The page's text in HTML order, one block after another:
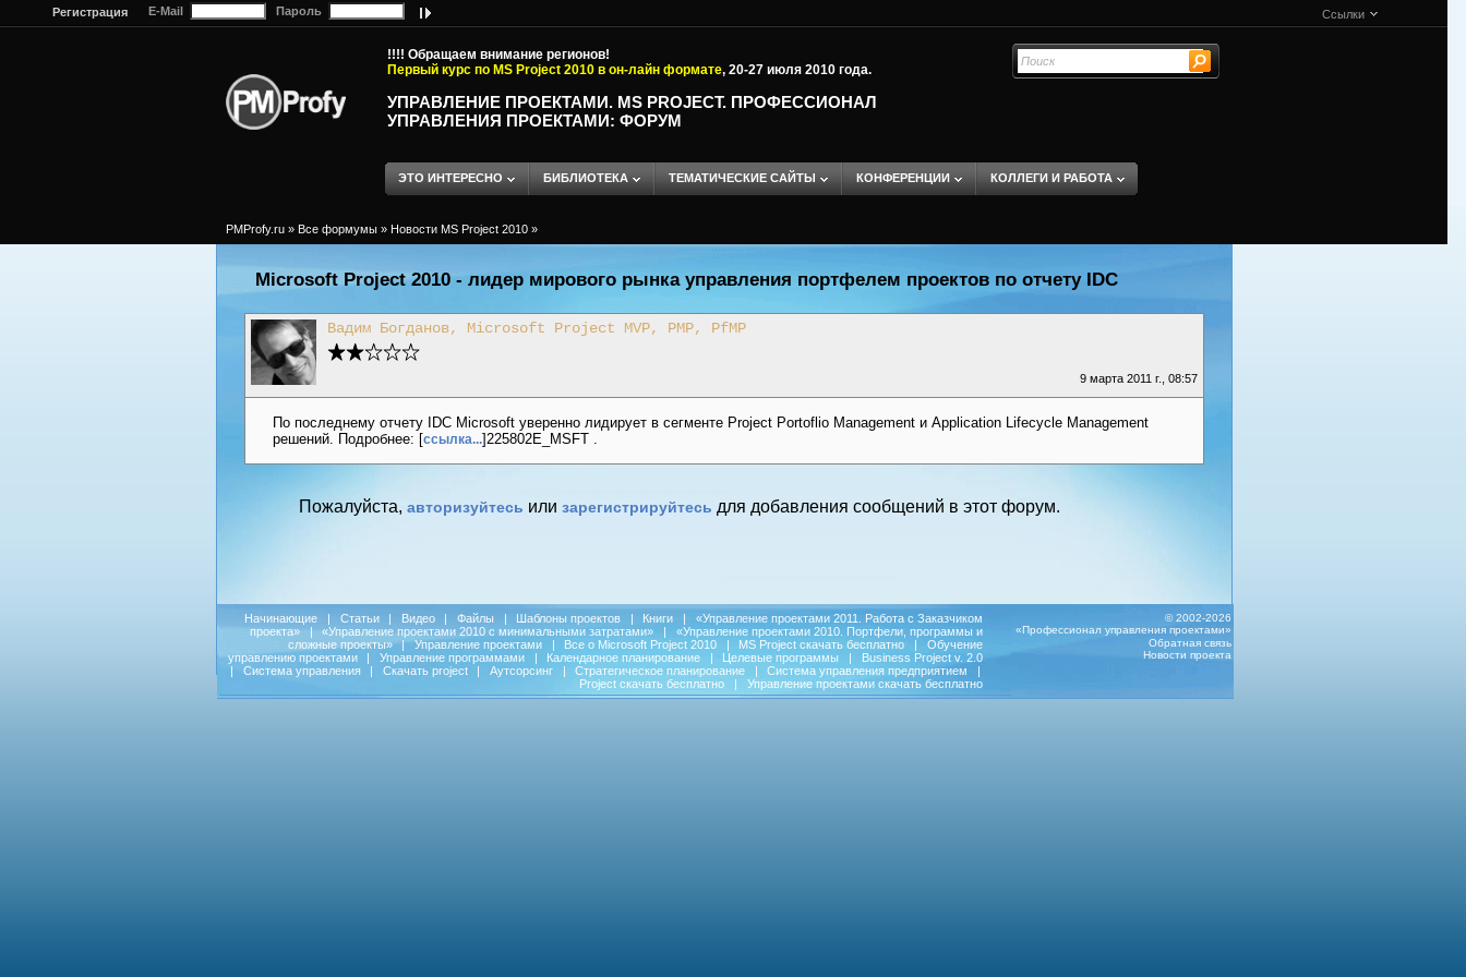
Регистрация E-Mail Пароль Ссылки
!!!! Обращаем внимание регионов!
Первый курс по MS Project 2010 в он-лайн формате, 20-27 июля 2010 года.
УПРАВЛЕНИЕ ПРОЕКТАМИ. MS PROJECT. ПРОФЕССИОНАЛ
УПРАВЛЕНИЯ ПРОЕКТАМИ: ФОРУМ
ЭТО ИНТЕРЕСНО БИБЛИОТЕКА ТЕМАТИЧЕСКИЕ САЙТЫ КОНФЕРЕНЦИИ КОЛЛЕГИ И РАБОТА
PMProfy.ru » Все формумы » Новости MS Project 2010 »
Microsoft Project 2010 - лидер мирового рынка управления портфелем проектов по отчету IDC
Вадим Богданов, Microsoft Project MVP, PMP, PfMP
9 марта 2011 г., 08:57
По последнему отчету IDC Microsoft уверенно лидирует в сегменте Project Portoflio Management и Application Lifecycle Management
решений. Подробнее: [ссылка... ]225802E_MSFT .
Пожалуйста, авторизуйтесь или зарегистрируйтесь для добавления сообщений в этот форум.
Начинающие | Статьи | Видео | Файлы | Шаблоны проектов | Книги |
«Управление проектами 2011. Работа с Заказчиком
проекта»
| «Управление проектами 2010 с минимальными затратами» |
«Управление проектами 2010. Портфели, программы и
сложные проекты»
| Управление проектами | Все о Microsoft Project 2010 | MS Project скачать бесплатно |
Обучение
управлению проектами
| Управление программами | Календарное планирование | Целевые программы |
Business Project v. 2.0
|
Система управления | Скачать project | Аутсорсинг | Стратегическое планирование | Система управления предприятием
|
Project скачать бесплатно
| Управление проектами скачать бесплатно
© 2002-2026
«Профессионал управления проектами»
Обратная связь
Новости проекта